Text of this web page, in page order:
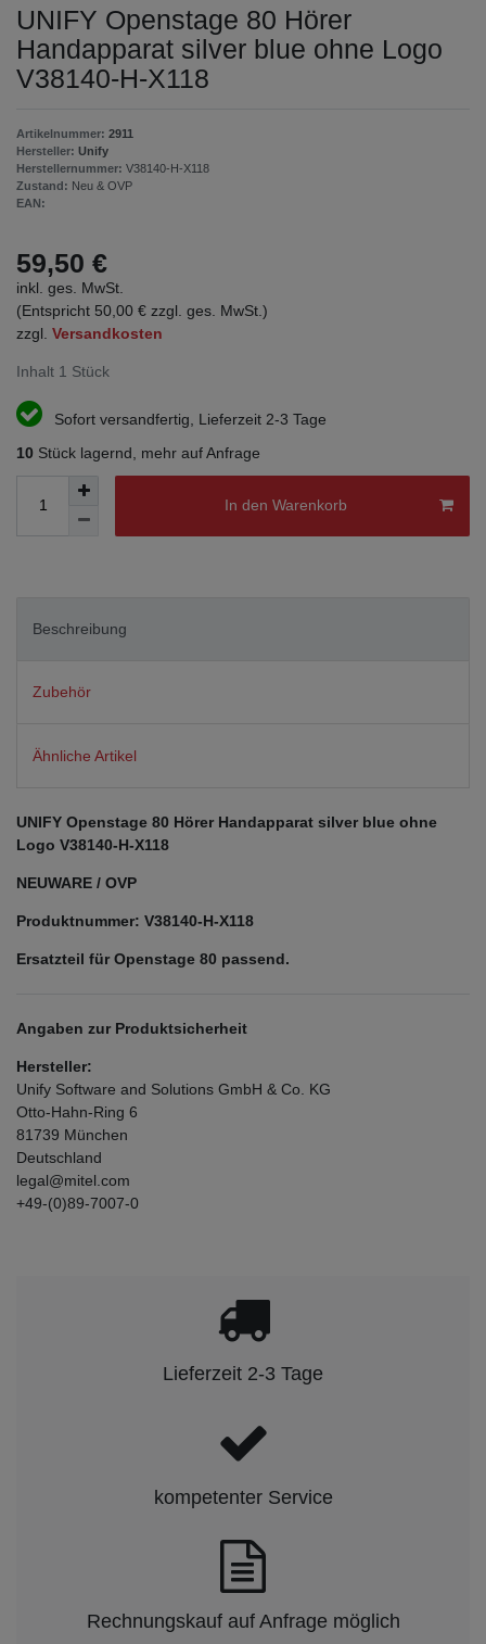
UNIFY Openstage 80 Hörer
Handapparat silver blue ohne Logo
V38140-H-X118
Artikelnummer: 2911
Hersteller: Unify
Herstellernummer: V38140-H-X118
Zustand: Neu & OVP
EAN:
59,50 €
inkl. ges. MwSt.
(Entspricht 50,00 € zzgl. ges. MwSt.)
zzgl. Versandkosten
Inhalt 1 Stück
Sofort versandfertig, Lieferzeit 2-3 Tage
10 Stück lagernd, mehr auf Anfrage
In den Warenkorb
Beschreibung
Zubehör
Ähnliche Artikel
UNIFY Openstage 80 Hörer Handapparat silver blue ohne
Logo V38140-H-X118
NEUWARE / OVP
Produktnummer: V38140-H-X118
Ersatzteil für Openstage 80 passend.
Angaben zur Produktsicherheit
Hersteller:
Unify Software and Solutions GmbH & Co. KG
Otto-Hahn-Ring 6
81739 München
Deutschland
legal@mitel.com
+49-(0)89-7007-0
Lieferzeit 2-3 Tage
kompetenter Service
Rechnungskauf auf Anfrage möglich